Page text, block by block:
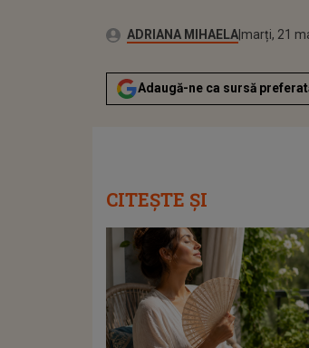
Autor:ADRIANA MIHAELAPublicat:
luni, 21
Actualizat:
marți, 21
Adaugă-ne ca sursă
CITEȘTE ȘI